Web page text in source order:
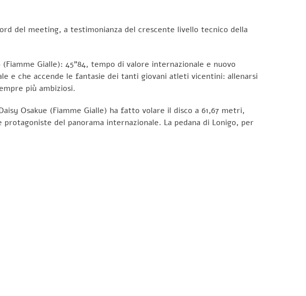
del meeting, a testimonianza del crescente livello tecnico della
Gialle): 45”84, tempo di valore internazionale e nuovo
e che accende le fantasie dei tanti giovani atleti vicentini: allenarsi
più ambiziosi.
Osakue (Fiamme Gialle) ha fatto volare il disco a 61,67 metri,
del panorama internazionale. La pedana di Lonigo, per